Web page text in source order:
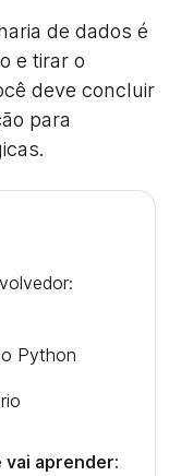
de dados é
e tirar o
deve concluir
para
Python
vai aprender: